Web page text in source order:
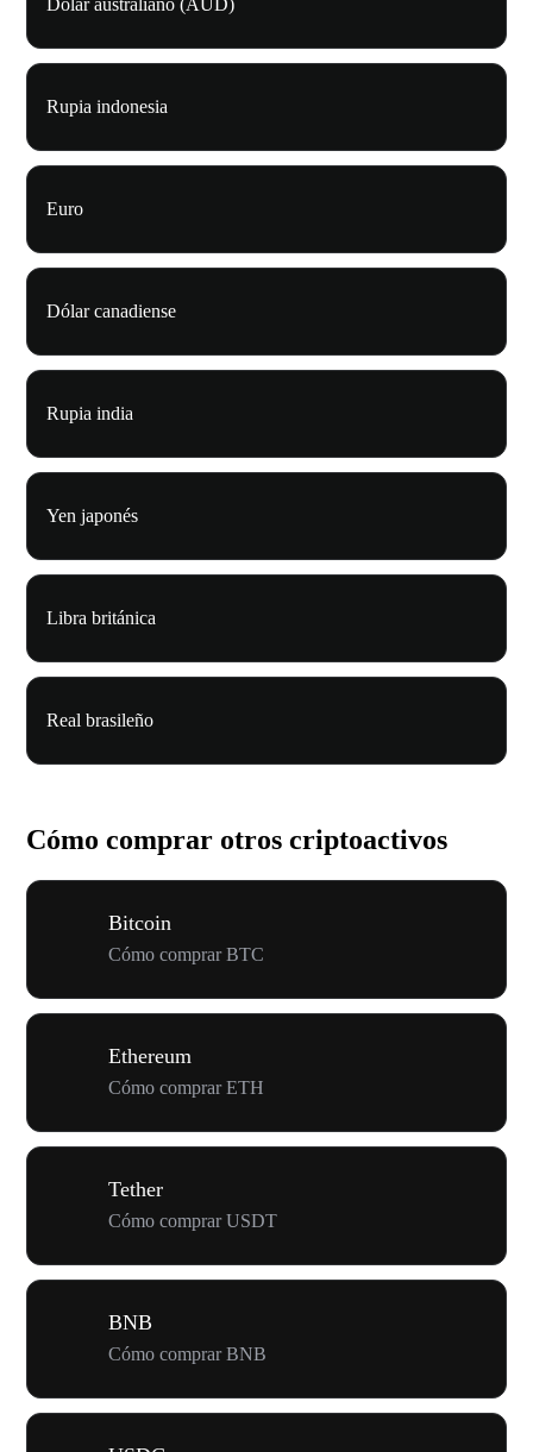
Dólar australiano (AUD)
Rupia indonesia
Euro
Dólar canadiense
Rupia india
Yen japonés
Libra británica
Real brasileño
Cómo comprar otros criptoactivos
Bitcoin
Cómo comprar BTC
Ethereum
Cómo comprar ETH
Tether
Cómo comprar USDT
BNB
Cómo comprar BNB